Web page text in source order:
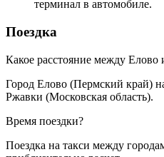
терминал в автомобиле.
Поездка
Какое расстояние между Елово
Город Елово (Пермский край)
Ржавки (Московская область).
Время поездки?
Поездка на такси между